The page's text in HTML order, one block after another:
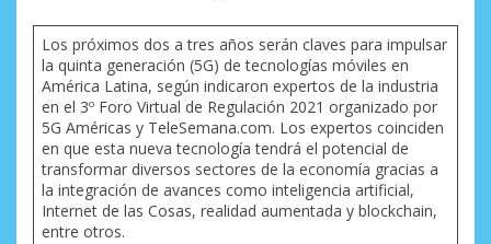
Los próximos dos a tres años serán claves para impulsar
la quinta generación (5G) de tecnologías móviles en
América Latina, según indicaron expertos de la industria
en el 3º Foro Virtual de Regulación 2021 organizado por
5G Américas y TeleSemana.com. Los expertos coinciden
en que esta nueva tecnología tendrá el potencial de
transformar diversos sectores de la economía gracias a
la integración de avances como inteligencia artificial,
Internet de las Cosas, realidad aumentada y blockchain,
entre otros.